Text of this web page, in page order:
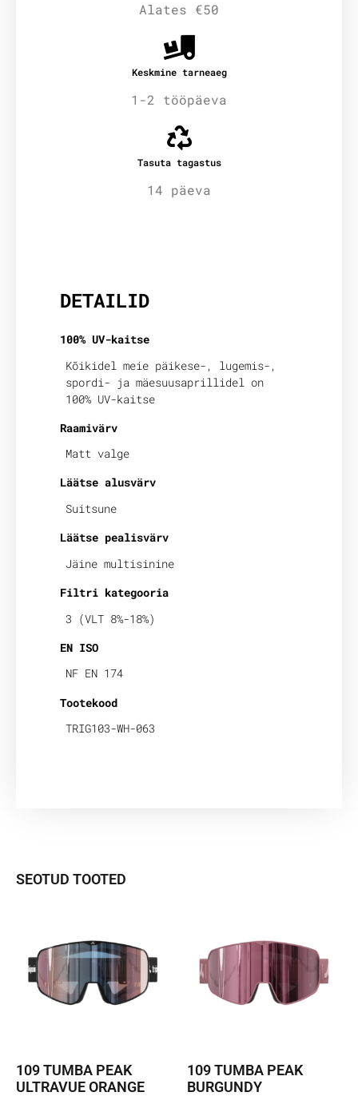
Alates €50
Keskmine tarneaeg
1-2 tööpäeva
Tasuta tagastus
14 päeva
DETAILID
100% UV-kaitse
Kõikidel meie päikese-, lugemis-,
spordi- ja mäesuusaprillidel on
100% UV-kaitse
Raamivärv
Matt valge
Läätse alusvärv
Suitsune
Läätse pealisvärv
Jäine multisinine
Filtri kategooria
3 (VLT 8%-18%)
EN ISO
NF EN 174
Tootekood
TRIG103-WH-063
SEOTUD TOOTED
109 TUMBA PEAK
ULTRAVUE ORANGE
109 TUMBA PEAK
BURGUNDY